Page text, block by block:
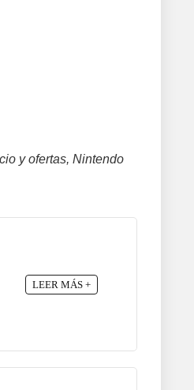
y ofertas, Nintendo
LEER MÁS +